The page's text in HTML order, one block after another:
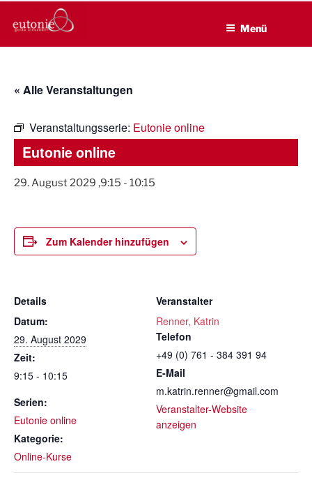
Inhalt
EUTONIE.DE
Lebensbalance durch körperliche Selbsterfahrung
Menü
« Alle Veranstaltungen
Veranstaltungsserie: Eutonie online
Eutonie online
29. August 2029 ,9:15 - 10:15
Zum Kalender hinzufügen
Details
Datum:
29. August 2029
Zeit:
9:15 - 10:15
Serien:
Eutonie online
Kategorie:
Online-Kurse
Veranstalter
Renner, Katrin
Telefon
+49 (0) 761 - 384 391 94
E-Mail
m.katrin.renner@gmail.com
Veranstalter-Website
anzeigen